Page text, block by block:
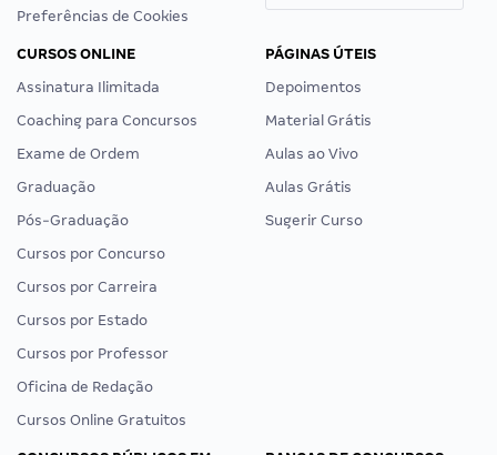
Preferências de Cookies
CURSOS ONLINE
Assinatura Ilimitada
Coaching para Concursos
Exame de Ordem
Graduação
Pós-Graduação
Cursos por Concurso
Cursos por Carreira
Cursos por Estado
Cursos por Professor
Oficina de Redação
Cursos Online Gratuitos
PÁGINAS ÚTEIS
Depoimentos
Material Grátis
Aulas ao Vivo
Aulas Grátis
Sugerir Curso